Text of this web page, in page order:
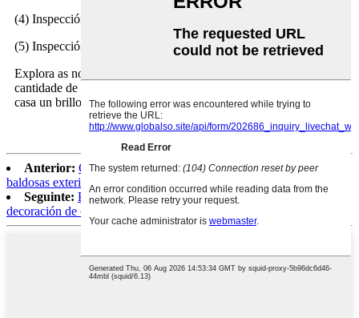
(4) Inspección ao longo de todo o proceso de produción;
(5) Inspección final antes da carga.
Explora as nosas outras pedras de ónix para atopar unha gran
cantidade de xoias naturais que agardan para infundirlle á túa
casa un brillo sutil.
Anterior: Granito rosa novo giallo california flameado para
baldosas exteriores
Seguinte: Pedra natural, pequenas baldosas de lousa gris para
decoración de chan de ducha